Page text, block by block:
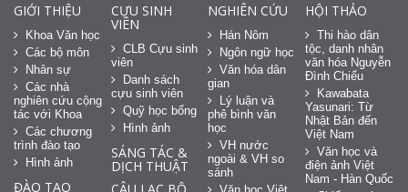
GIỚI THIỆU
Khoa Văn học
Các bộ môn
Nhân sự
Các nhà
nghiên cứu cộng
tác với Khoa
Các chương
trình đào tạo
Hình ảnh
ĐÀO TẠO
CỰU SINH
VIÊN
CLB Cựu sinh
viên
Danh sách
cựu sinh viên
Quỹ học bổng
Hình ảnh
SÁNG TÁC &
DỊCH THUẬT
NGHIÊN CỨU
Hán Nôm
Ngôn ngữ học
Văn hóa dân
gian
Lý luận và
phê bình văn
học
VH nước
ngoài & VH so
sánh
HỘI THẢO
Thi hào dân
tộc, danh nhân
văn hóa Nguyễn
Đình Chiểu
Kawabata
Yasunari: Từ
Nhật Bản đến
Việt Nam
Văn học và
điện ảnh Việt
Nam - Hàn Quốc